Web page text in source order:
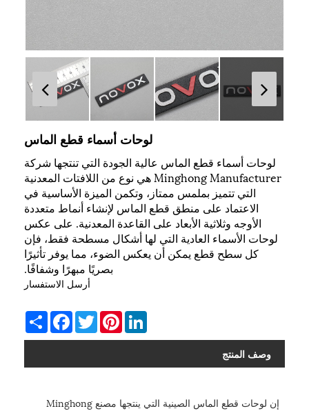
لوحات أسماء قطع الماس
لوحات أسماء قطع الماس عالية الجودة التي تنتجها شركة
Minghong Manufacturer هي نوع من اللافتات المعدنية
التي تتميز بملمس ممتاز، وتكمن الميزة الأساسية في
الاعتماد على منطق قطع الماس لإنشاء أنماط متعددة
الأوجه وثلاثية الأبعاد على القاعدة المعدنية. على عكس
لوحات الأسماء العادية التي لها أشكال مسطحة فقط، فإن
كل سطح قطع يمكن أن يعكس الضوء، مما يوفر تأثيرًا
بصريًا مبهرًا وشفافًا.
أرسل الاستفسار
Share
FacebookTwitterPinterestLinkedIn
وصف المنتج
إن لوحات قطع الماس الصينية التي ينتجها مصنع Minghong